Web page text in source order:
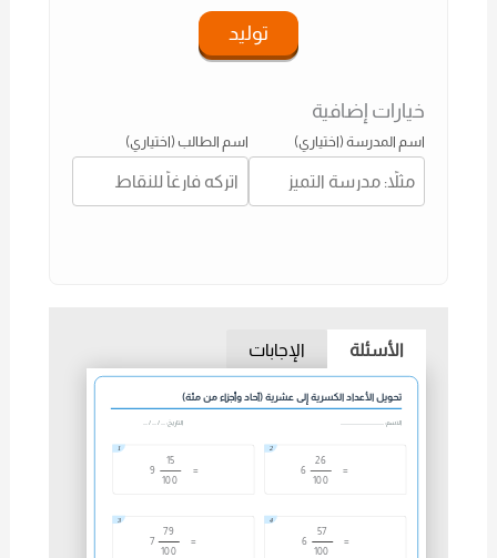
توليد
خيارات إضافية
اسم المدرسة (اختياري) اسم الطالب (اختياري)
الأسئلة الإجابات
تحويل الأعداد الكسرية إلى عشرية (آحاد وأجزاء من مئة)
الاسم: ....................................... التاريخ: .... / .... / ....
1
9
15
100
=
2
6
26
100
=
3
7
79
100
=
4
6
57
100
=